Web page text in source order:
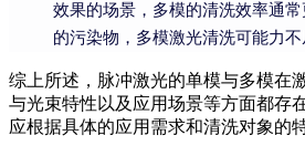
效果的场景，多模的清洗效率通
的污染物，多模激光清洗可能力不
综上所述，脉冲激光的单模与多模在
与光束特性以及应用场景等方面都存
应根据具体的应用需求和清洗对象的